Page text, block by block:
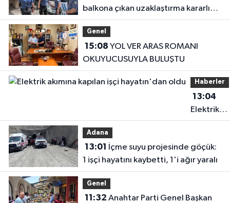
balkona çıkan uzaklaştırma kararlı
koca ikna edildi
Genel
15:08
OKUYUCUSUYLA BULUŞTU
Haberler
13:04
Elektrik
akımına
oldu
Adana
13:01
1 işçi hayatını kaybetti, 1'i ağır yaralı
Genel
11:32